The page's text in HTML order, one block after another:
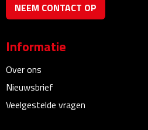
Visitekaartjes
Vlaggen
Bureau Toebehoren
Bureauklokken
NEEM CONTACT OP
Informatie
Over ons
Nieuwsbrief
Veelgestelde vragen